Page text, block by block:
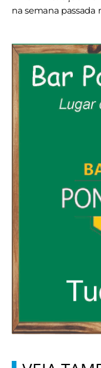
na semana passada